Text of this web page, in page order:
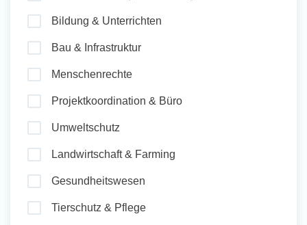
Initiativbewerbung
Bildung & Unterrichten
Bau & Infrastruktur
Menschenrechte
Projektkoordination & Büro
Umweltschutz
Landwirtschaft & Farming
Gesundheitswesen
Tierschutz & Pflege